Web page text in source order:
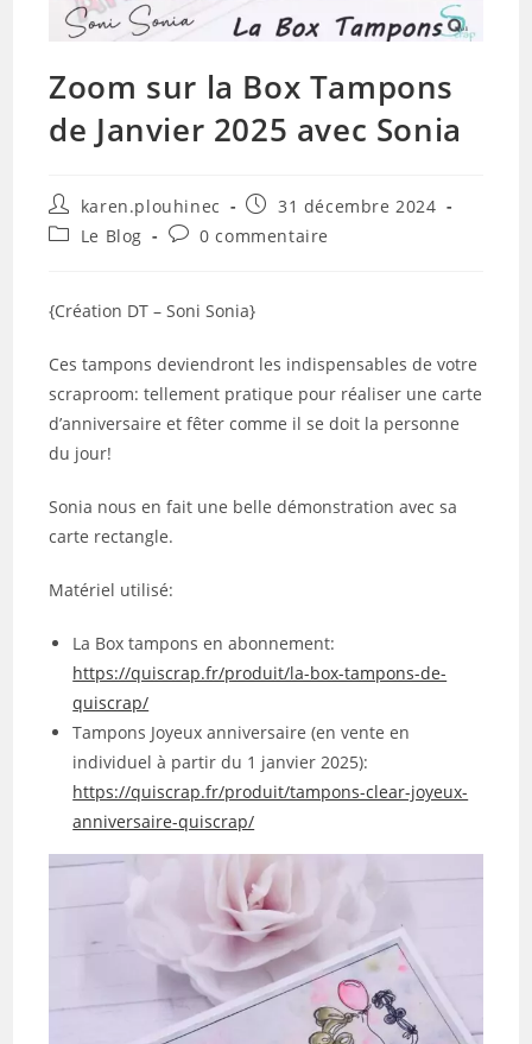
Zoom sur la Box Tampons
de Janvier 2025 avec Sonia
Auteur/autrice
de
la
karen.plouhinec
Publication
publiée :
31 décembre 2024
PostLe Blog
Commentaires
publication :
0 commentaire
{Création DT – Soni Sonia}
Ces tampons deviendront les indispensables de votre
scraproom: tellement pratique pour réaliser une carte
d’anniversaire et fêter comme il se doit la personne
du jour!
Sonia nous en fait une belle démonstration avec sa
carte rectangle.
Matériel utilisé:
La Box tampons en abonnement:
https://quiscrap.fr/produit/la-box-tampons-de-
quiscrap/
Tampons Joyeux anniversaire (en vente en
individuel à partir du 1 janvier 2025):
https://quiscrap.fr/produit/tampons-clear-joyeux-
anniversaire-quiscrap/